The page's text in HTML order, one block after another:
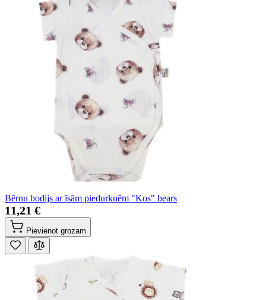
Bērnu bodijs ar īsām piedurknēm "Kos" bears
11,21 €
Pievienot grozam